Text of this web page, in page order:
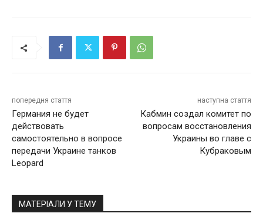
попередня стаття
Германия не будет
действовать
самостоятельно в вопросе
передачи Украине танков
Leopard
наступна стаття
Кабмин создал комитет по
вопросам восстановления
Украины во главе с
Кубраковым
МАТЕРІАЛИ У ТЕМУ